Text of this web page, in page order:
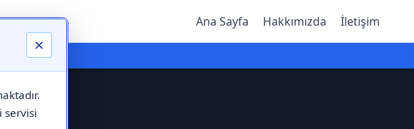
×
servisi
Ana Sayfa Hakkımızda İletişim
Hizmeti